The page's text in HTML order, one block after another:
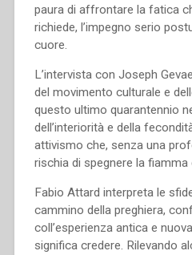
paura di affrontare la fatica
richiede, l’impegno serio
cuore.
L’intervista con Joseph
del movimento culturale e
questo ultimo quarantennio
dell’interiorità e della
attivismo che, senza una
rischia di spegnere la fiamma
Fabio Attard interpreta le
cammino della preghiera,
coll’esperienza antica e
significa credere. Rilevando